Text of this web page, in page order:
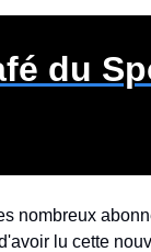
du
nombreux
lu cette